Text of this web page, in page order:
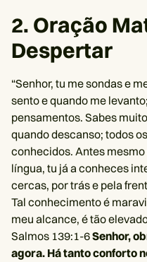
2. Oração
Despertar
“Senhor, tu me sondas e
sento e quando me
pensamentos. Sabes
quando descanso; todos
conhecidos. Antes
língua, tu já a conheces
cercas, por trás e pela
Tal conhecimento é
meu alcance, é tão
Salmos 139:1-6Senhor,
agora. Há tanto conforto